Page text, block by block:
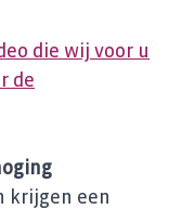
die wij voor u
de
krijgen een